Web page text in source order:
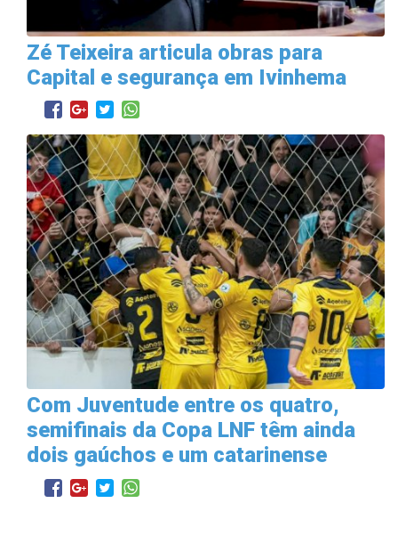
Zé Teixeira articula obras para
Capital e segurança em Ivinhema
Com Juventude entre os quatro,
semifinais da Copa LNF têm ainda
dois gaúchos e um catarinense